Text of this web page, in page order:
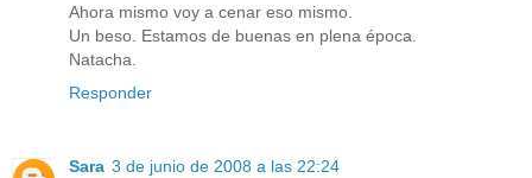
Ahora mismo voy a cenar eso mismo.
Un beso. Estamos de buenas en plena época.
Natacha.
Responder
Sara 3 de junio de 2008 a las 22:24